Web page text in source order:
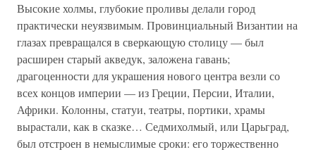
Высокие холмы, глубокие проливы делали город
практически неуязвимым. Провинциальный Византии на
глазах превращался в сверкающую столицу — был
расширен старый акведук, заложена гавань;
драгоценности для украшения нового центра везли со
всех концов империи — из Греции, Персии, Италии,
Африки. Колонны, статуи, театры, портики, храмы
вырастали, как в сказке… Седмихолмый, или Царьград,
был отстроен в немыслимые сроки: его торжественно